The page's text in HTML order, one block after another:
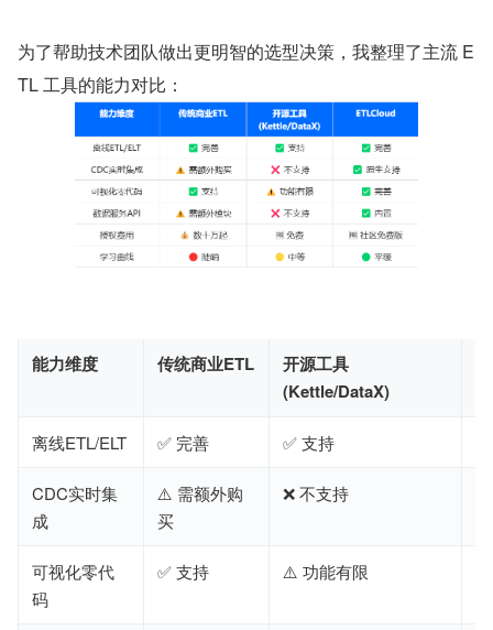
为了帮助技术团队做出更明智的选型决策，我整理了主流 E
TL 工具的能力对比：
能力维度 传统商业ETL
开源工具
(Kettle/DataX)
离线ETL/ELT ✅ 完善 ✅ 支持
CDC实时集
成
⚠️ 需额外购
买
❌ 不支持
可视化零代
码
✅ 支持 ⚠️ 功能有限